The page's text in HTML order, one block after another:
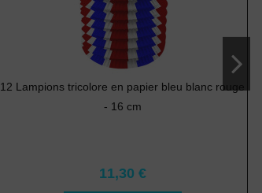
12 Lampions tricolore en papier bleu blanc rouge
- 16 cm
11,30 €